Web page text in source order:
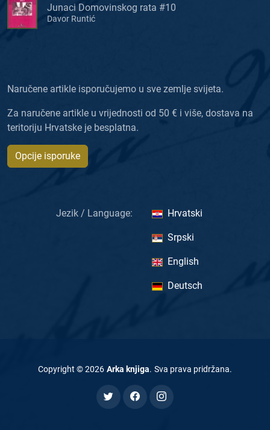
Junaci Domovinskog rata #10
Davor Runtić
Naručene artikle isporučujemo u sve zemlje svijeta.
Za naručene artikle u vrijednosti od 50 € i više, dostava na
teritoriju Hrvatske je besplatna.
Opcije isporuke
Jezik / Language: Hrvatski
Srpski
English
Deutsch
Copyright ©2026 Arka knjiga. Sva prava pridržana.